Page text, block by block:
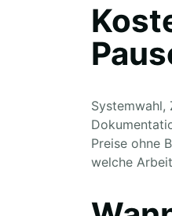
Systemwahl,
Preise ohne
welche